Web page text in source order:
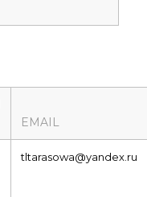
EMAIL
tltarasowa@yandex.ru